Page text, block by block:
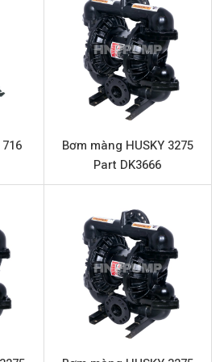
tạo từ vật liệu nhôm cao cấp kết
chịu hóa chất, HUSKY 1050
tối ưu cho các ngành công
và an toàn tuyệt đối.
HUSKY 1050 Part
Bơm màng HUSKY 1050 Part 647075
HUSKY 1050 Part 647075
Bơm màng khí nén (AODD)
Bơm màng HUSKY 3275
Part DK3666